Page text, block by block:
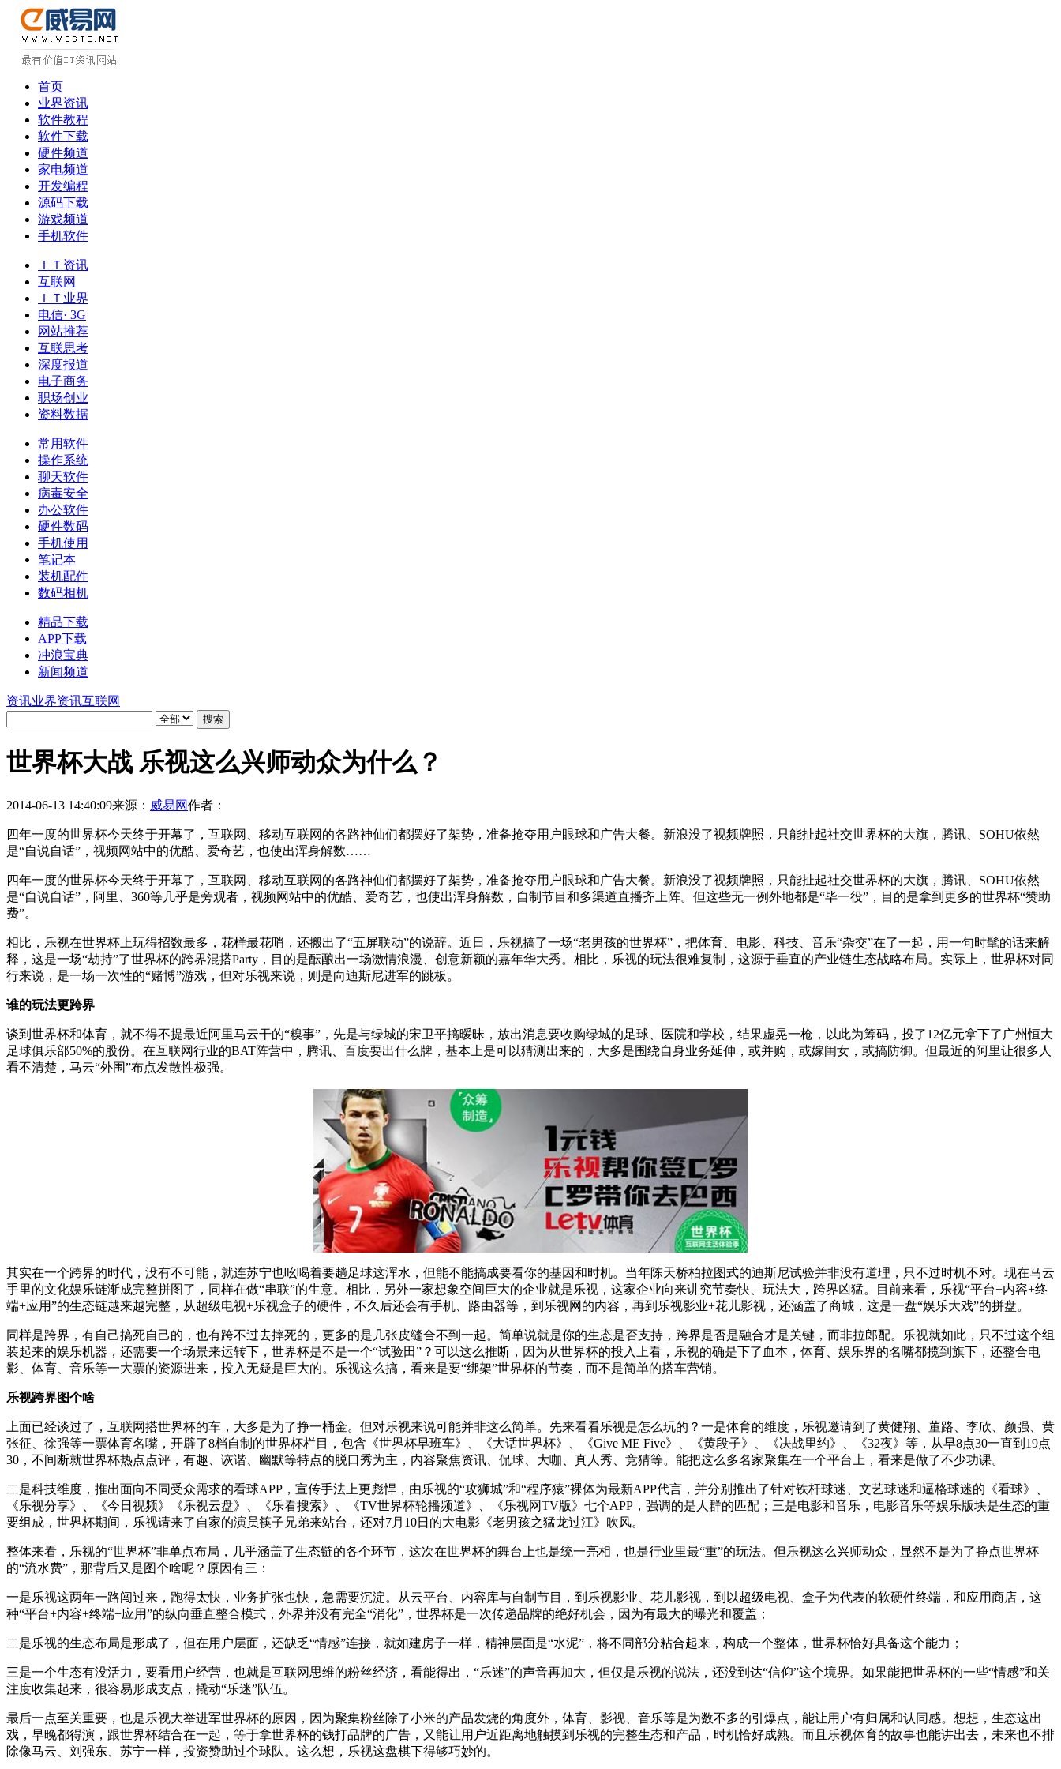
首页
业界资讯
软件教程
软件下载
硬件频道
家电频道
开发编程
源码下载
游戏频道
手机软件
ＩＴ资讯
互联网
ＩＴ业界
电信· 3G
网站推荐
互联思考
深度报道
电子商务
职场创业
资料数据
常用软件
操作系统
聊天软件
病毒安全
办公软件
硬件数码
手机使用
笔记本
装机配件
数码相机
精品下载
APP下载
冲浪宝典
新闻频道
资讯业界资讯互联网
世界杯大战 乐视这么兴师动众为什么？
2014-06-13 14:40:09来源： 威易网作者：
四年一度的世界杯今天终于开幕了，互联网、移动互联网的各路神仙们都摆好了架势，准备抢夺用户眼球和广告大餐。新浪没了视频牌照，只能扯起社交世界杯的大旗，腾讯、SOHU依然
是“自说自话”，视频网站中的优酷、爱奇艺，也使出浑身解数……
四年一度的世界杯今天终于开幕了，互联网、移动互联网的各路神仙们都摆好了架势，准备抢夺用户眼球和广告大餐。新浪没了视频牌照，只能扯起社交世界杯的大旗，腾讯、SOHU依然
是“自说自话”，阿里、360等几乎是旁观者，视频网站中的优酷、爱奇艺，也使出浑身解数，自制节目和多渠道直播齐上阵。但这些无一例外地都是“毕一役”，目的是拿到更多的世界杯“赞助
费”。
相比，乐视在世界杯上玩得招数最多，花样最花哨，还搬出了“五屏联动”的说辞。近日，乐视搞了一场“老男孩的世界杯”，把体育、电影、科技、音乐“杂交”在了一起，用一句时髦的话来解
释，这是一场“劫持”了世界杯的跨界混搭Party，目的是酝酿出一场激情浪漫、创意新颖的嘉年华大秀。相比，乐视的玩法很难复制，这源于垂直的产业链生态战略布局。实际上，世界杯对同
行来说，是一场一次性的“赌博”游戏，但对乐视来说，则是向迪斯尼进军的跳板。
谁的玩法更跨界
谈到世界杯和体育，就不得不提最近阿里马云干的“糗事”，先是与绿城的宋卫平搞暧昧，放出消息要收购绿城的足球、医院和学校，结果虚晃一枪，以此为筹码，投了12亿元拿下了广州恒大
足球俱乐部50%的股份。在互联网行业的BAT阵营中，腾讯、百度要出什么牌，基本上是可以猜测出来的，大多是围绕自身业务延伸，或并购，或嫁闺女，或搞防御。但最近的阿里让很多人
看不清楚，马云“外围”布点发散性极强。
其实在一个跨界的时代，没有不可能，就连苏宁也吆喝着要趟足球这浑水，但能不能搞成要看你的基因和时机。当年陈天桥柏拉图式的迪斯尼试验并非没有道理，只不过时机不对。现在马云
手里的文化娱乐链渐成完整拼图了，同样在做“串联”的生意。相比，另外一家想象空间巨大的企业就是乐视，这家企业向来讲究节奏快、玩法大，跨界凶猛。目前来看，乐视“平台+内容+终
端+应用”的生态链越来越完整，从超级电视+乐视盒子的硬件，不久后还会有手机、路由器等，到乐视网的内容，再到乐视影业+花儿影视，还涵盖了商城，这是一盘“娱乐大戏”的拼盘。
同样是跨界，有自己搞死自己的，也有跨不过去摔死的，更多的是几张皮缝合不到一起。简单说就是你的生态是否支持，跨界是否是融合才是关键，而非拉郎配。乐视就如此，只不过这个组
装起来的娱乐机器，还需要一个场景来运转下，世界杯是不是一个“试验田”？可以这么推断，因为从世界杯的投入上看，乐视的确是下了血本，体育、娱乐界的名嘴都揽到旗下，还整合电
影、体育、音乐等一大票的资源进来，投入无疑是巨大的。乐视这么搞，看来是要“绑架”世界杯的节奏，而不是简单的搭车营销。
乐视跨界图个啥
上面已经谈过了，互联网搭世界杯的车，大多是为了挣一桶金。但对乐视来说可能并非这么简单。先来看看乐视是怎么玩的？一是体育的维度，乐视邀请到了黄健翔、董路、李欣、颜强、黄
张征、徐强等一票体育名嘴，开辟了8档自制的世界杯栏目，包含《世界杯早班车》、《大话世界杯》、《Give ME Five》、《黄段子》、《决战里约》、《32夜》等，从早8点30一直到19点
30，不间断就世界杯热点点评，有趣、诙谐、幽默等特点的脱口秀为主，内容聚焦资讯、侃球、大咖、真人秀、竞猜等。能把这么多名家聚集在一个平台上，看来是做了不少功课。
二是科技维度，推出面向不同受众需求的看球APP，宣传手法上更彪悍，由乐视的“攻狮城”和“程序猿”裸体为最新APP代言，并分别推出了针对铁杆球迷、文艺球迷和逼格球迷的《看球》、
《乐视分享》、《今日视频》《乐视云盘》、《乐看搜索》、《TV世界杯轮播频道》、《乐视网TV版》七个APP，强调的是人群的匹配；三是电影和音乐，电影音乐等娱乐版块是生态的重
要组成，世界杯期间，乐视请来了自家的演员筷子兄弟来站台，还对7月10日的大电影《老男孩之猛龙过江》吹风。
整体来看，乐视的“世界杯”非单点布局，几乎涵盖了生态链的各个环节，这次在世界杯的舞台上也是统一亮相，也是行业里最“重”的玩法。但乐视这么兴师动众，显然不是为了挣点世界杯
的“流水费”，那背后又是图个啥呢？原因有三：
一是乐视这两年一路闯过来，跑得太快，业务扩张也快，急需要沉淀。从云平台、内容库与自制节目，到乐视影业、花儿影视，到以超级电视、盒子为代表的软硬件终端，和应用商店，这
种“平台+内容+终端+应用”的纵向垂直整合模式，外界并没有完全“消化”，世界杯是一次传递品牌的绝好机会，因为有最大的曝光和覆盖；
二是乐视的生态布局是形成了，但在用户层面，还缺乏“情感”连接，就如建房子一样，精神层面是“水泥”，将不同部分粘合起来，构成一个整体，世界杯恰好具备这个能力；
三是一个生态有没活力，要看用户经营，也就是互联网思维的粉丝经济，看能得出，“乐迷”的声音再加大，但仅是乐视的说法，还没到达“信仰”这个境界。如果能把世界杯的一些“情感”和关
注度收集起来，很容易形成支点，撬动“乐迷”队伍。
最后一点至关重要，也是乐视大举进军世界杯的原因，因为聚集粉丝除了小米的产品发烧的角度外，体育、影视、音乐等是为数不多的引爆点，能让用户有归属和认同感。想想，生态这出
戏，早晚都得演，跟世界杯结合在一起，等于拿世界杯的钱打品牌的广告，又能让用户近距离地触摸到乐视的完整生态和产品，时机恰好成熟。而且乐视体育的故事也能讲出去，未来也不排
除像马云、刘强东、苏宁一样，投资赞助过个球队。这么想，乐视这盘棋下得够巧妙的。